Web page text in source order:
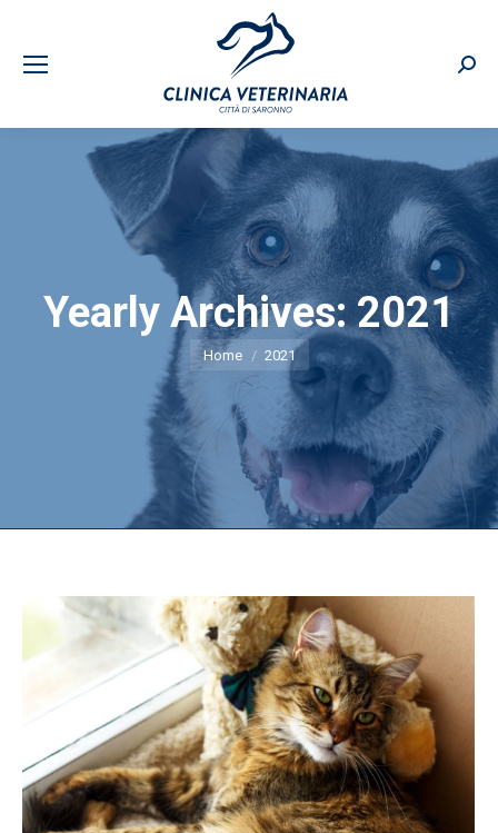
Yearly Archives:2021
You are here:
Home 2021